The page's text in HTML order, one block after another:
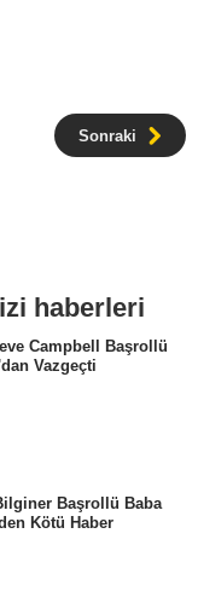
Sonraki
haberleri
Campbell Başrollü
Vazgeçti
Başrollü Baba
Kötü Haber